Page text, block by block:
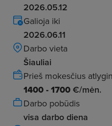
2026.05.12
Galioja iki
2026.06.11
Darbo vieta
Šiauliai
Prieš mokesčius
1400 - 1700 €/mėn.
Darbo pobūdis
visa darbo diena